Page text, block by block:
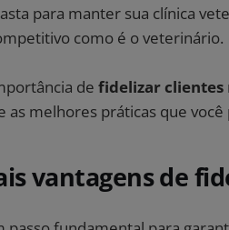
para manter sua clínica
como é o veterinário.
de fidelizar clientes
as melhores práticas que
vantagens de